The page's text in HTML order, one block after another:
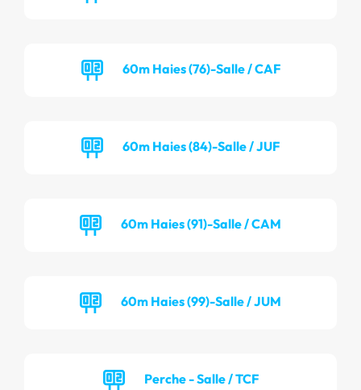
60m Haies (76)-Salle / CAF
60m Haies (84)-Salle / JUF
60m Haies (91)-Salle / CAM
60m Haies (99)-Salle / JUM
Perche - Salle / TCF